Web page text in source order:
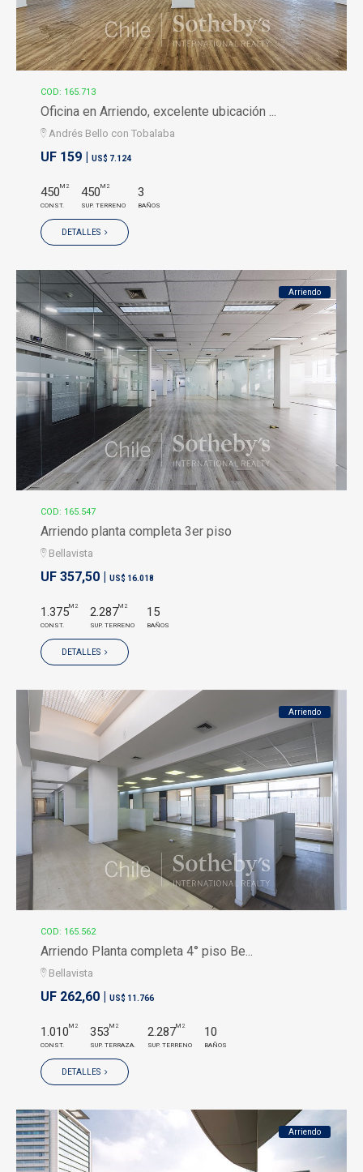
COD: 165.713
Oficina en Arriendo, excelente ubicación ...
Andrés Bello con Tobalaba
UF 159 | US$ 7.124
450M2
CONST.
450M2
SUP. TERRENO
3
BAÑOS
DETALLES
Arriendo
COD: 165.547
Arriendo planta completa 3er piso
Bellavista
UF 357,50 | US$ 16.018
1.375M2
CONST.
2.287M2
SUP. TERRENO
15
BAÑOS
DETALLES
Arriendo
COD: 165.562
Arriendo Planta completa 4° piso Be...
Bellavista
UF 262,60 | US$ 11.766
1.010M2
CONST.
353M2
SUP. TERRAZA.
2.287M2
SUP. TERRENO
10
BAÑOS
DETALLES
Arriendo